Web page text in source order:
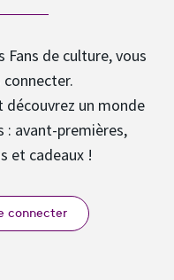
de culture, vous
un monde
: avant-premières,
et cadeaux !
connecter